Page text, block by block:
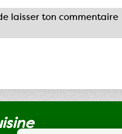
laisser ton commentaire